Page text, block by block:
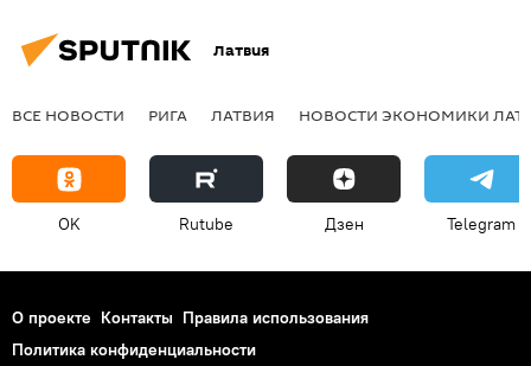
Латвия
ВСЕ НОВОСТИ РИГА ЛАТВИЯ НОВОСТИ ЭКОНОМИКИ
OK Rutube Дзен Telegram
О проекте Контакты Правила использования
Политика конфиденциальности